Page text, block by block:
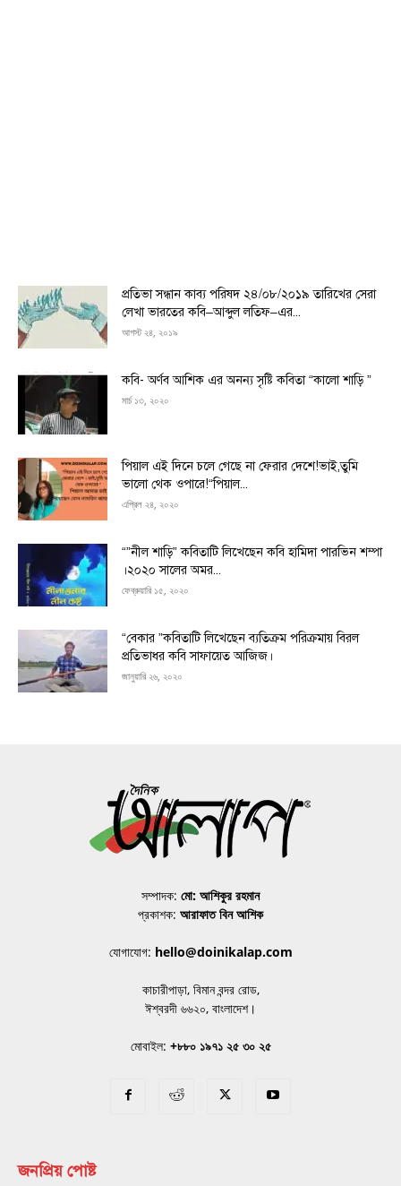
প্রতিভা সন্ধান কাব্য পরিষদ ২৪/০৮/২০১৯ তারিখের সেরা
লেখা ভারতের কবি–আব্দুল লতিফ–এর...
আগস্ট ২৪, ২০১৯
কবি- অর্ণব আশিক এর অনন্য সৃষ্টি কবিতা “কালো শাড়ি ”
মার্চ ১৩, ২০২০
পিয়াল এই দিনে চলে গেছে না ফেরার দেশে!ভাই,তুমি
ভালো থেক ওপারে!“পিয়াল...
এপ্রিল ২৪, ২০২০
“”নীল শাড়ি” কবিতাটি লিখেছেন কবি হামিদা পারভিন শম্পা
।২০২০ সালের অমর...
ফেব্রুয়ারি ১৫, ২০২০
“বেকার ”কবিতাটি লিখেছেন ব্যতিক্রম পরিক্রমায় বিরল
প্রতিভাধর কবি সাফায়েত আজিজ।
জানুয়ারি ২৬, ২০২০
সম্পাদক: মো: আশিকুর রহমান
প্রকাশক: আরাফাত বিন আশিক
যোগাযোগ: hello@doinikalap.com
কাচারীপাড়া, বিমান বন্দর রোড,
ঈশ্বরদী ৬৬২০, বাংলাদেশ।
মোবাইল: +৮৮০ ১৯৭১ ২৫ ৩০ ২৫
জনপ্রিয় পোষ্ট